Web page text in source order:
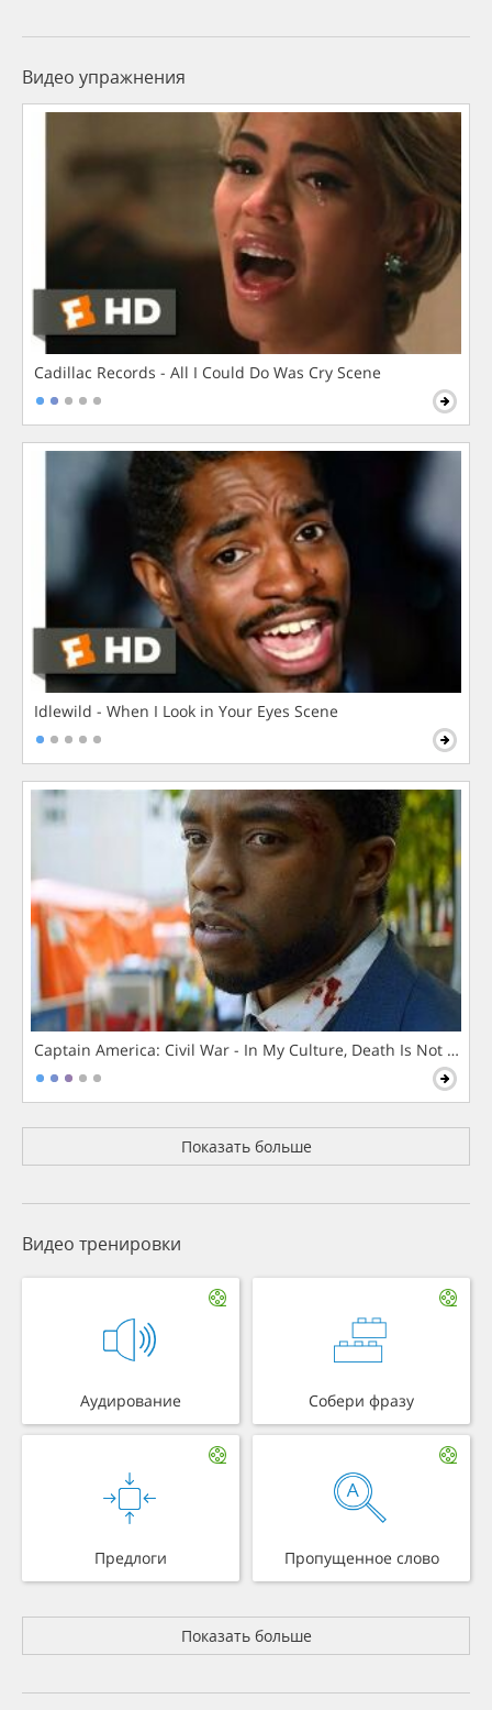
Видео упражнения
Cadillac Records - All I Could Do Was Cry Scene
Idlewild - When I Look in Your Eyes Scene
Captain America: Civil War - In My Culture, Death Is Not The
Показать больше
Видео тренировки
Аудирование Собери фразу
Предлоги Пропущенное слово
Показать больше